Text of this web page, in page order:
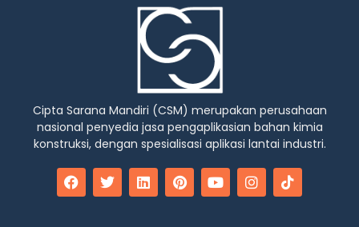
Cipta Sarana Mandiri (CSM) merupakan perusahaan
nasional penyedia jasa pengaplikasian bahan kimia
konstruksi, dengan spesialisasi aplikasi lantai industri.